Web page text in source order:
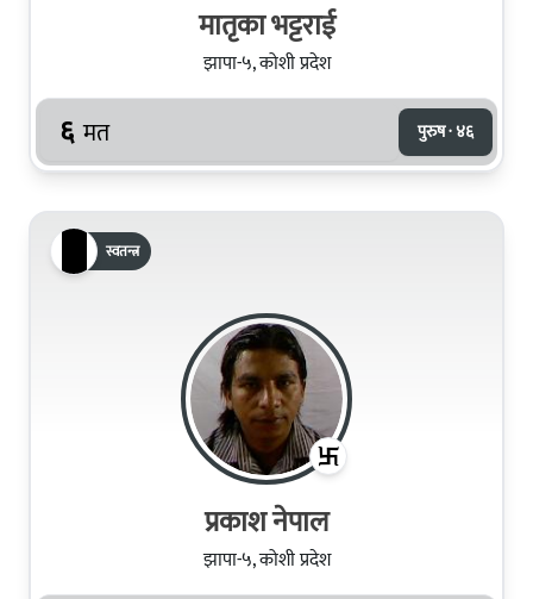
मातृका भट्टराई
झापा-५, कोशी प्रदेश
६ मत पुरुष · ४६
स्वतन्त्र
प्रकाश नेपाल
झापा-५, कोशी प्रदेश